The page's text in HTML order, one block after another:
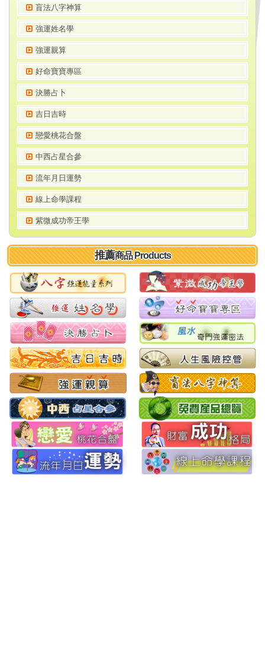
盲法八字神算
強運姓名學
強運親算
好命寶寶專區
決勝占卜
吉日吉時
戀愛桃花合盤
中西占星合參
流年月日運勢
線上命學課程
紫微成功帝王學
推薦商品 Products